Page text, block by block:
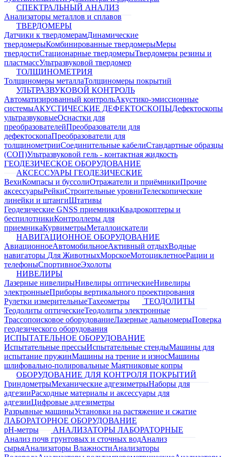
СПЕКТРАЛЬНЫЙ АНАЛИЗ
Анализаторы металлов и сплавов
ТВЕРДОМЕРЫ
Датчики к твердомерамДинамические
твердомерыКомбинированные твердомерыМеры
твердостиСтационарные твердомерыТвердомеры резины и
пластмассУльтразвуковой твердомер
ТОЛЩИНОМЕТРИЯ
Толщиномеры металлаТолщиномеры покрытий
УЛЬТРАЗВУКОВОЙ КОНТРОЛЬ
Автоматизированный контрольАкустико-эмиссионные
системыАКУСТИЧЕСКИЕ ДЕФЕКТОСКОПЫДефектоскопы
ультразвуковыеОснастки для
преобразователейПреобразователи для
дефектоскопаПреобразователи для
толщинометрииСоединительные кабелиСтандартные образцы
(СОП)Ультразвуковой гель - контактная жидкость
ГЕОДЕЗИЧЕСКОЕ ОБОРУДОВАНИЕ
АКСЕССУАРЫ ГЕОДЕЗИЧЕСКИЕ
ВехиКомпасы и буссолиОтражатели и приёмникиПрочие
аксессуарыРейкиСтроительные уровниТелескопические
линейки и штангиШтативы
Геодезические GNSS приемникиКвадрокоптеры и
беспилотникиКонтроллеры для
приемникаКурвиметрыМеталлоискатели
НАВИГАЦИОННОЕ ОБОРУДОВАНИЕ
АвиационноеАвтомобильноеАктивный отдыхВодные
навигаторы Для ЖивотныхМорскоеМотоциклетноеРации и
телефоныСпортивноеЭхолоты
НИВЕЛИРЫ
Лазерные нивелирыНивелиры оптическиеНивелиры
электронныеПриборы вертикального проектирования
Рулетки измерительныеТахеометры
ТЕОДОЛИТЫ
Теодолиты оптическиеТеодолиты электронные
Трассопоисковое оборудованиеЛазерные дальномерыПоверка
геодезического оборудования
ИСПЫТАТЕЛЬНОЕ ОБОРУДОВАНИЕ
Испытательные прессыИспытательные стендыМашины для
испытание пружинМашины на трение и износМашины
шлифовально-полировальные Маятниковые копры
ОБОРУДОВАНИЕ ДЛЯ КОНТРОЛЯ ПОКРЫТИЙ
ГриндометрыМеханические адгезиметрыНаборы для
адгезииРасходные материалы и аксессуары для
адгезииЦифровые адгезиметры
Разрывные машиныУстановки на растяжение и сжатие
ЛАБОРАТОРНОЕ ОБОРУДОВАНИЕ
pH-метры
АНАЛИЗАТОРЫ ЛАБОРАТОРНЫЕ
Анализ почв грунтовых и сточных водАнализ
сырьяАнализаторы ВлажностиАнализаторы